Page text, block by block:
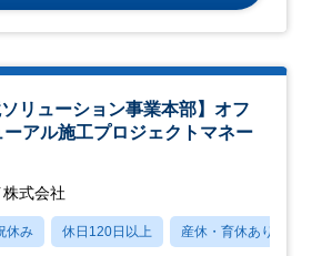
リューション事業本部】オフ
ーアル施工プロジェクトマネー
式会社
休み 休日120日以上 産休・育休あり